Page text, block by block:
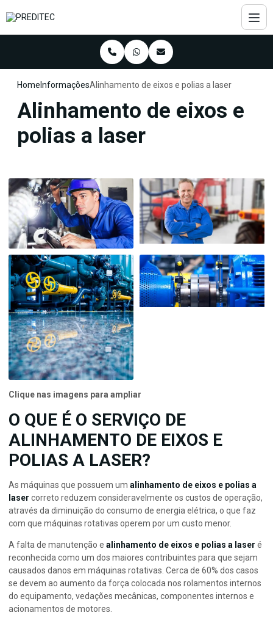
HomeInformaçõesAlinhamento de eixos e polias a laser
Alinhamento de eixos e
polias a laser
Clique nas imagens para ampliar
O QUE É O SERVIÇO DE
ALINHAMENTO DE EIXOS E
POLIAS A LASER?
As máquinas que possuem um alinhamento de eixos e polias a
laser correto reduzem consideravelmente os custos de operação,
através da diminuição do consumo de energia elétrica, o que faz
com que máquinas rotativas operem por um custo menor.
A falta de manutenção e alinhamento de eixos e polias a laser é
reconhecida como um dos maiores contribuintes para que sejam
causados danos em máquinas rotativas. Cerca de 60% dos casos
se devem ao aumento da força colocada nos rolamentos internos
do equipamento, vedações mecânicas, componentes internos e
acionamentos de motores.